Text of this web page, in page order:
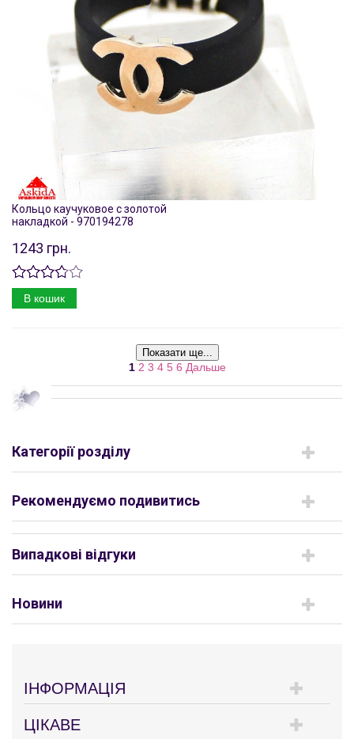
Кольцо каучуковое с золотой
накладкой - 970194278
1243 грн.
В кошик
Показати ще...
1 2 3 4 5 6 Дальше
Категорії розділу
Рекомендуємо подивитись
Випадкові відгуки
Новини
ІНФОРМАЦІЯ
ЦІКАВЕ